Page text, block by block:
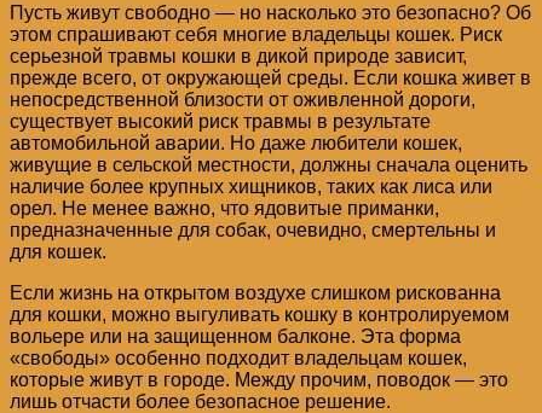
Пусть живут свободно — но насколько это безопасно? Об
этом спрашивают себя многие владельцы кошек. Риск
серьезной травмы кошки в дикой природе зависит,
прежде всего, от окружающей среды. Если кошка живет в
непосредственной близости от оживленной дороги,
существует высокий риск травмы в результате
автомобильной аварии. Но даже любители кошек,
живущие в сельской местности, должны сначала оценить
наличие более крупных хищников, таких как лиса или
орел. Не менее важно, что ядовитые приманки,
предназначенные для собак, очевидно, смертельны и
для кошек.
Если жизнь на открытом воздухе слишком рискованна
для кошки, можно выгуливать кошку в контролируемом
вольере или на защищенном балконе. Эта форма
«свободы» особенно подходит владельцам кошек,
которые живут в городе. Между прочим, поводок — это
лишь отчасти более безопасное решение.